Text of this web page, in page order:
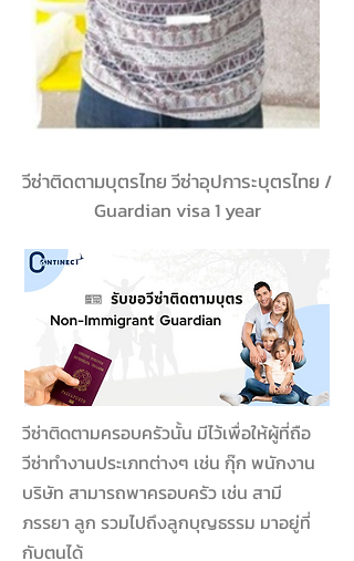
วีซ่าติดตามบุตรไทย วีซ่าอุปการะบุตรไทย /
Guardian visa 1 year
วีซ่าติดตามครอบครัวนั้น มีไว้เพื่อให้ผู้ที่ถือ
วีซ่าทำงานประเภทต่างๆ เช่น กุ๊ก พนักงาน
บริษัท สามารถพาครอบครัว เช่น สามี
ภรรยา ลูก รวมไปถึงลูกบุญธรรม มาอยู่ที่
กับตนได้